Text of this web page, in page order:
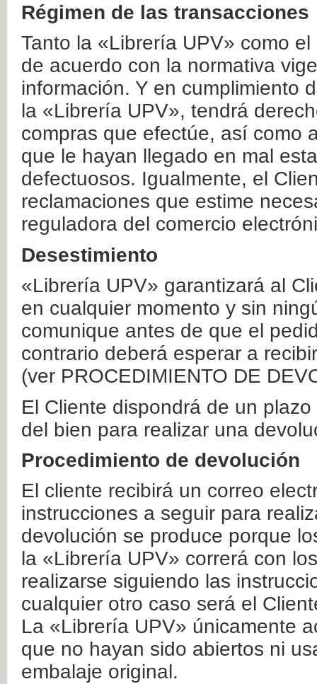
Régimen de las transacciones
Tanto la «Librería UPV» como
de acuerdo con la normativa
información. Y en cumplimiento
la «Librería UPV», tendrá
compras que efectúe, así como
que le hayan llegado en mal
defectuosos. Igualmente, el
reclamaciones que estime
reguladora del comercio
Desestimiento
«Librería UPV» garantizará al
en cualquier momento y sin
comunique antes de que el
contrario deberá esperar a
(ver PROCEDIMIENTO DE
El Cliente dispondrá de un
del bien para realizar una
Procedimiento de devolución
El cliente recibirá un correo
instrucciones a seguir para
devolución se produce porque
la «Librería UPV» correrá con
realizarse siguiendo las
cualquier otro caso será el
La «Librería UPV» únicamente
que no hayan sido abiertos ni
embalaje original.